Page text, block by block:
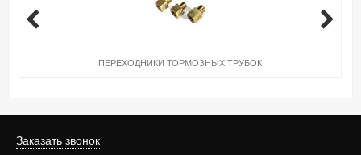
ПЕРЕХОДНИКИ ТОРМОЗНЫХ ТРУБОК
Заказать звонок